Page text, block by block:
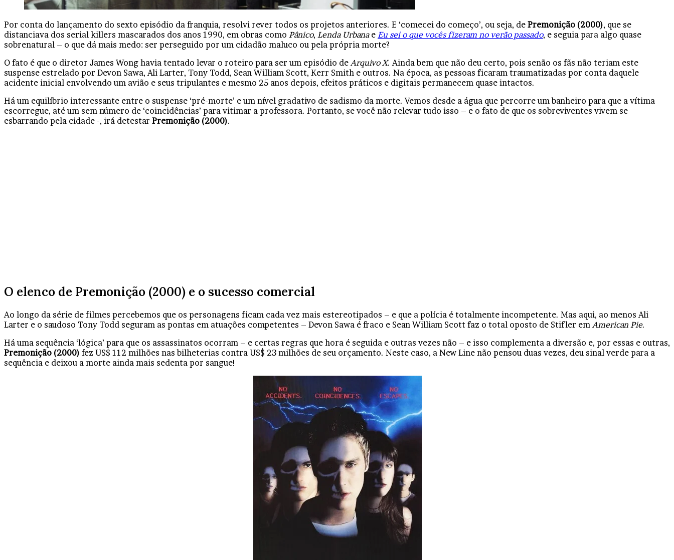
Facebook
X
Linkedin
Tumblr
Pinterest
Reddit
VK
OK
Pocket
Por conta do lançamento do sexto episódio da franquia, resolvi rever todos os projetos anteriores. E ‘comecei do começo’, ou seja, de Premonição (2000), que se
distanciava dos serial killers mascarados dos anos 1990, em obras como Pânico, Lenda Urbanae Eu sei o que vocês fizeram no verão passado, e seguia para algo quase
sobrenatural – o que dá mais medo: ser perseguido por um cidadão maluco ou pela própria morte?
O fato é que o diretor James Wong havia tentado levar o roteiro para ser um episódio de Arquivo X. Ainda bem que não deu certo, pois senão os fãs não teriam este
suspense estrelado por Devon Sawa, Ali Larter, Tony Todd, Sean William Scott, Kerr Smith e outros. Na época, as pessoas ficaram traumatizadas por conta daquele
acidente inicial envolvendo um avião e seus tripulantes e mesmo 25 anos depois, efeitos práticos e digitais permanecem quase intactos.
Há um equilíbrio interessante entre o suspense ‘pré-morte’ e um nível gradativo de sadismo da morte. Vemos desde a água que percorre um banheiro para que a vítima
escorregue, até um sem número de ‘coincidências’ para vitimar a professora. Portanto, se você não relevar tudo isso – e o fato de que os sobreviventes vivem se
esbarrando pela cidade -, irá detestar Premonição (2000).
O elenco de Premonição (2000) e o sucesso comercial
Ao longo da série de filmes percebemos que os personagens ficam cada vez mais estereotipados – e que a polícia é totalmente incompetente. Mas aqui, ao menos Ali
Larter e o saudoso Tony Todd seguram as pontas em atuações competentes – Devon Sawa é fraco e Sean William Scott faz o total oposto de Stifler em American Pie.
Há uma sequência ‘lógica’ para que os assassinatos ocorram – e certas regras que hora é seguida e outras vezes não – e isso complementa a diversão e, por essas e outras,
Premonição (2000) fez US$ 112 milhões nas bilheterias contra US$ 23 milhões de seu orçamento. Neste caso, a New Line não pensou duas vezes, deu sinal verde para a
sequência e deixou a morte ainda mais sedenta por sangue!